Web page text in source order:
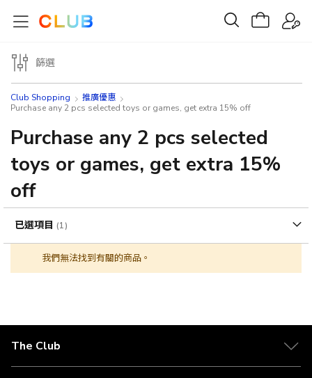
Club Shopping
推廣優惠
Purchase any 2 pcs selected toys or games, get extra 15% off
Purchase any 2 pcs selected
toys or games, get extra 15%
off
我們無法找到有關的商品。
篩選
已選項目
The Club
關於 The Club